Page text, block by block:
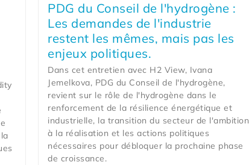
PDG du Conseil de l'hydrogène :
Les demandes de l'industrie
restent les mêmes, mais pas les
enjeux politiques.
Dans cet entretien avec H2 View, Ivana
Jemelkova, PDG du Conseil de l'hydrogène,
revient sur le rôle de l'hydrogène dans le
renforcement de la résilience énergétique et
industrielle, la transition du secteur de l'ambition
à la réalisation et les actions politiques
nécessaires pour débloquer la prochaine phase
de croissance.